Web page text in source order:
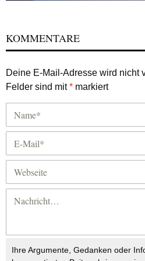
KOMMENTARE
Deine E-Mail-Adresse wird nicht
Felder sind mit* markiert
Ihre Argumente, Gedanken oder